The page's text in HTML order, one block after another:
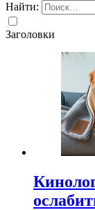
Найти:
Заголовки